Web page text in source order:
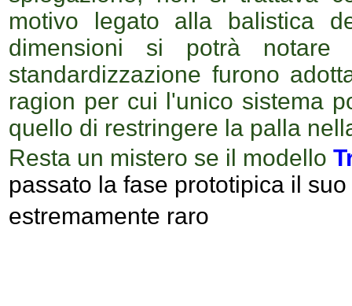
motivo legato alla balistica
dimensioni si potrà
standardizzazione furono
ragion per cui l'unico sistema
quello di restringere la palla
Resta un mistero se il modello
passato la fase prototipica il
estremamente raro